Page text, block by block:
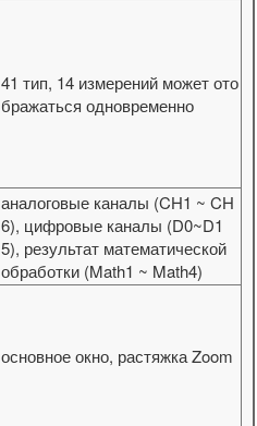
41 тип, 14 измерений может ото
бражаться одновременно
аналоговые каналы (CH1 ~ CH
6), цифровые каналы (D0~D1
5), результат математической
обработки (Math1 ~ Math4)
основное окно, растяжка Zoom